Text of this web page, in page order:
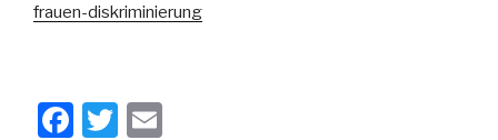
frauen-diskriminierung
F
T